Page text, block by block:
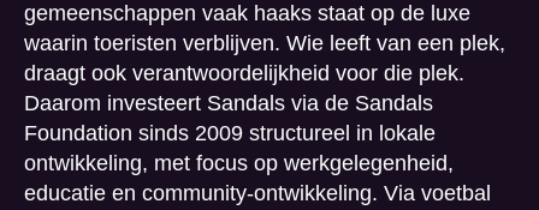
gemeenschappen vaak haaks staat op de luxe
waarin toeristen verblijven. Wie leeft van een plek,
draagt ook verantwoordelijkheid voor die plek.
Daarom investeert Sandals via de Sandals
Foundation sinds 2009 structureel in lokale
ontwikkeling, met focus op werkgelegenheid,
educatie en community-ontwikkeling. Via voetbal